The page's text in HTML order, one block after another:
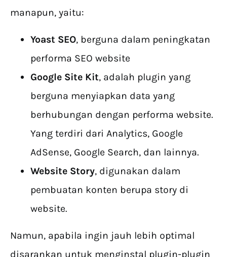
manapun, yaitu:
Yoast SEO, berguna dalam peningkatan
performa SEO website
Google Site Kit, adalah plugin yang
berguna menyiapkan data yang
berhubungan dengan performa website.
Yang terdiri dari Analytics, Google
AdSense, Google Search, dan lainnya.
Website Story, digunakan dalam
pembuatan konten berupa story di
website.
Namun, apabila ingin jauh lebih optimal
disarankan untuk menginstal plugin-plugin